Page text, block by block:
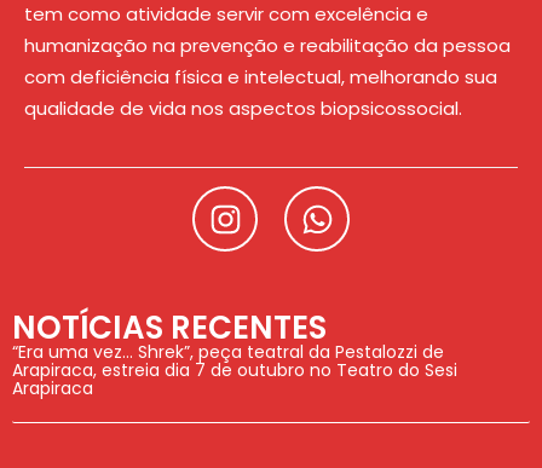
tem como atividade servir com excelência e
humanização na prevenção e reabilitação da pessoa
com deficiência física e intelectual, melhorando sua
qualidade de vida nos aspectos biopsicossocial.
NOTÍCIAS RECENTES
“Era uma vez… Shrek”, peça teatral da Pestalozzi de
Arapiraca, estreia dia 7 de outubro no Teatro do Sesi
Arapiraca